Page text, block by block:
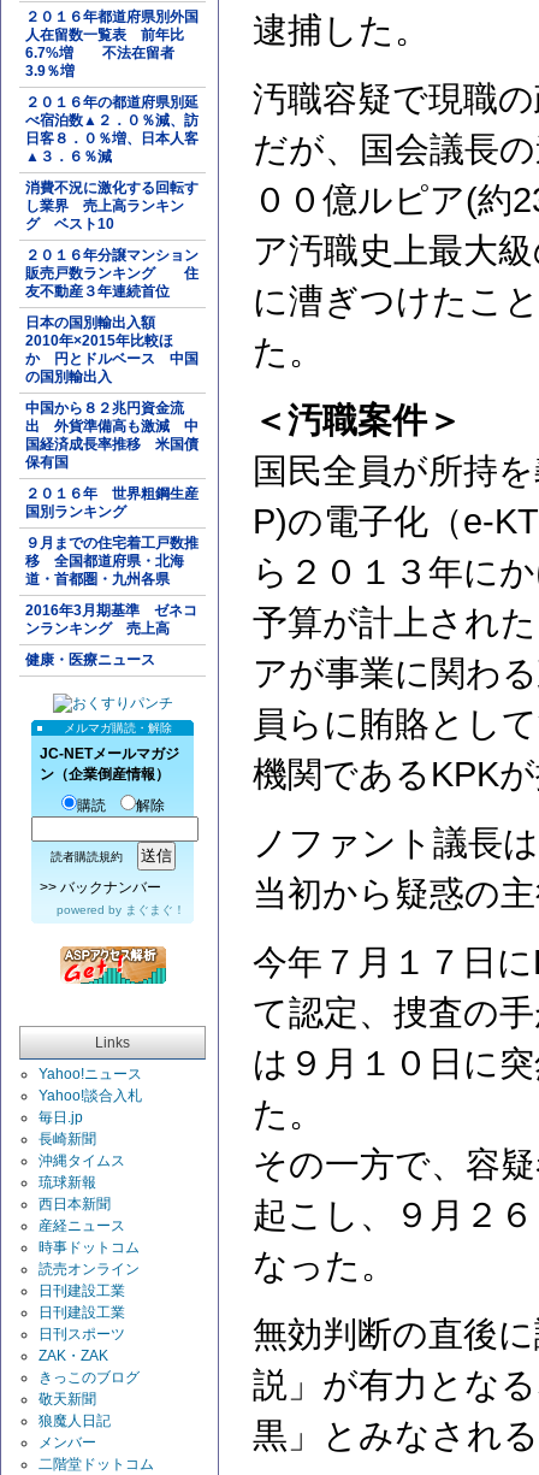
２０１６年都道府県別外国
人在留数一覧表 前年比
6.7%増 不法在留者
3.9％増
２０１６年の都道府県別延
べ宿泊数▲２．０％減、訪
日客８．０％増、日本人客
▲３．６％減
消費不況に激化する回転す
し業界 売上高ランキン
グ ベスト10
２０１６年分譲マンション
販売戸数ランキング 住
友不動産３年連続首位
日本の国別輸出入額
2010年×2015年比較ほ
か 円とドルベース 中国
の国別輸出入
中国から８２兆円資金流
出 外貨準備高も激減 中
国経済成長率推移 米国債
保有国
２０１６年 世界粗鋼生産
国別ランキング
９月までの住宅着工戸数推
移 全国都道府県・北海
道・首都圏・九州各県
2016年3月期基準 ゼネコ
ンランキング 売上高
健康・医療ニュース
メルマガ購読・解除
JC-NETメールマガジ
ン（企業倒産情報）
購読
解除
読者購読規約
>> バックナンバー
powered by まぐまぐ！
Links
Yahoo!ニュース
Yahoo!談合入札
毎日.jp
長崎新聞
沖縄タイムス
琉球新報
西日本新聞
産経ニュース
時事ドットコム
読売オンライン
日刊建設工業
日刊建設工業
日刊スポーツ
ZAK・ZAK
きっこのブログ
敬天新聞
狼魔人日記
メンバー
二階堂ドットコム
逮捕した。
汚職容疑で現職
だが、国会議長
００億ルピア(約
ア汚職史上最大
に漕ぎつけたこ
た。
＜汚職案件＞
国民全員が所持
P)の電子化（e-
ら２０１３年に
予算が計上され
アが事業に関わ
員らに賄賂とし
機関であるKPK
ノファント議長
当初から疑惑の
今年７月１７日
て認定、捜査の
は９月１０日に
た。
その一方で、容
起こし、９月２
なった。
無効判断の直後
説」が有力とな
黒」とみなされ